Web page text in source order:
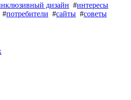
дизайн #интересы
#потребители #сайты #советы